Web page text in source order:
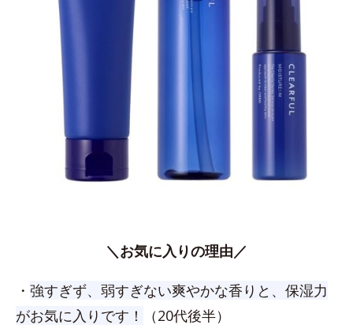
＼お気に入りの理由／
・ 強すぎず、弱すぎない爽やかな香りと、保湿力
がお気に入りです！
（20代後半）